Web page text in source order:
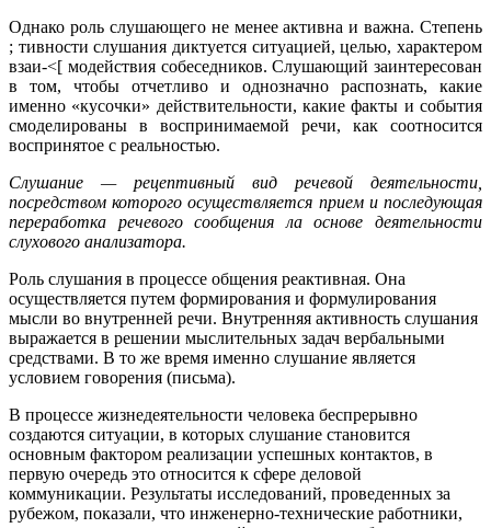
Однако роль слушающего не менее активна и важна. Степень
; тивности слушания диктуется ситуацией, целью, характером
взаи-<[ модействия собеседников. Слушающий заинтересован
в том, чтобы отчетливо и однозначно распознать, какие
именно «кусочки» действительности, какие факты и события
смоделированы в воспринимаемой речи, как соотносится
воспринятое с реальностью.
Слушание — рецептивный вид речевой деятельности,
посредством которого осуществляется прием и последующая
переработка речевого сообщения ла основе деятельности
слухового анализатора.
Роль слушания в процессе общения реактивная. Она
осуществляется путем формирования и формулирования
мысли во внутренней речи. Внутренняя активность слушания
выражается в решении мыслительных задач вербальными
средствами. В то же время именно слушание является
условием говорения (письма).
В процессе жизнедеятельности человека беспрерывно
создаются ситуации, в которых слушание становится
основным фактором реализации успешных контактов, в
первую очередь это относится к сфере деловой
коммуникации. Результаты исследований, проведенных за
рубежом, показали, что инженерно-технические работники,